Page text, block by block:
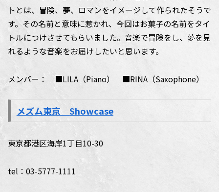
トとは、冒険、夢、ロマンをイメージして作られたそうで
す。その名前と意味に惹かれ、今回はお菓子の名前をタイ
トルにつけさせてもらいました。音楽で冒険をし、夢を見
れるような音楽をお届けしたいと思います。
メンバー： ■LILA（Piano） ■RINA（Saxophone）
メズム東京 Showcase
東京都港区海岸1丁目10-30
tel：03-5777-1111